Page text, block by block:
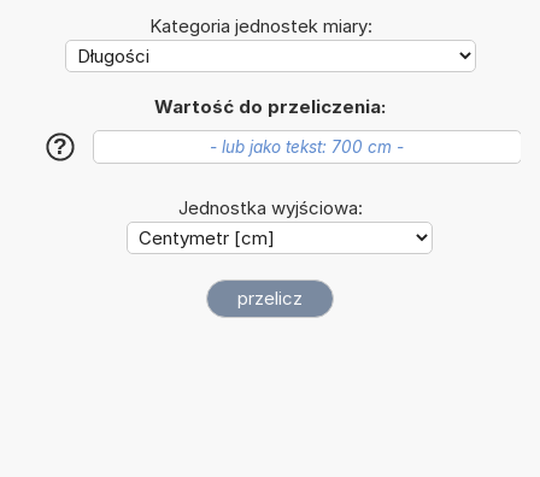
Kategoria jednostek miary:
Wartość do przeliczenia:
?
Jednostka wyjściowa: